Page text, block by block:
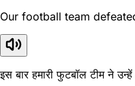
Our football team
इस बार हमारी फुटबॉल टीम ने उन्हें